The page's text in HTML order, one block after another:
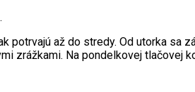
potrvajú až do stredy. Od utorka sa
zrážkami. Na pondelkovej tlačovej